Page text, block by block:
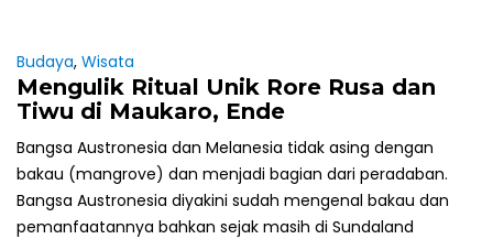
Budaya, Wisata
Mengulik Ritual Unik Rore Rusa dan
Tiwu di Maukaro, Ende
Bangsa Austronesia dan Melanesia tidak asing dengan
bakau (mangrove) dan menjadi bagian dari peradaban.
Bangsa Austronesia diyakini sudah mengenal bakau dan
pemanfaatannya bahkan sejak masih di Sundaland